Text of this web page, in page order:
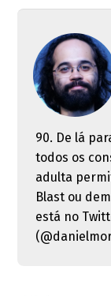
90. De lá
todos os
adulta
Blast ou
está no